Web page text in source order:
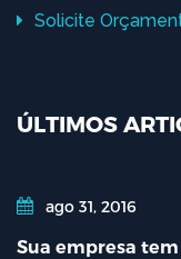
Solicite
ÚLTIMOS
ago 31, 2016
Sua empresa tem